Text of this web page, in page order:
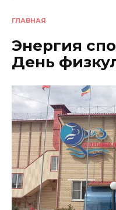
ГЛАВНАЯ
Энергия
День